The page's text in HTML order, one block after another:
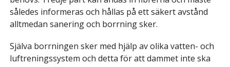
således informeras och hållas på ett säkert avstånd
alltmedan sanering och borrning sker.
Själva borrningen sker med hjälp av olika vatten- och
luftreningssystem och detta för att dammet inte ska